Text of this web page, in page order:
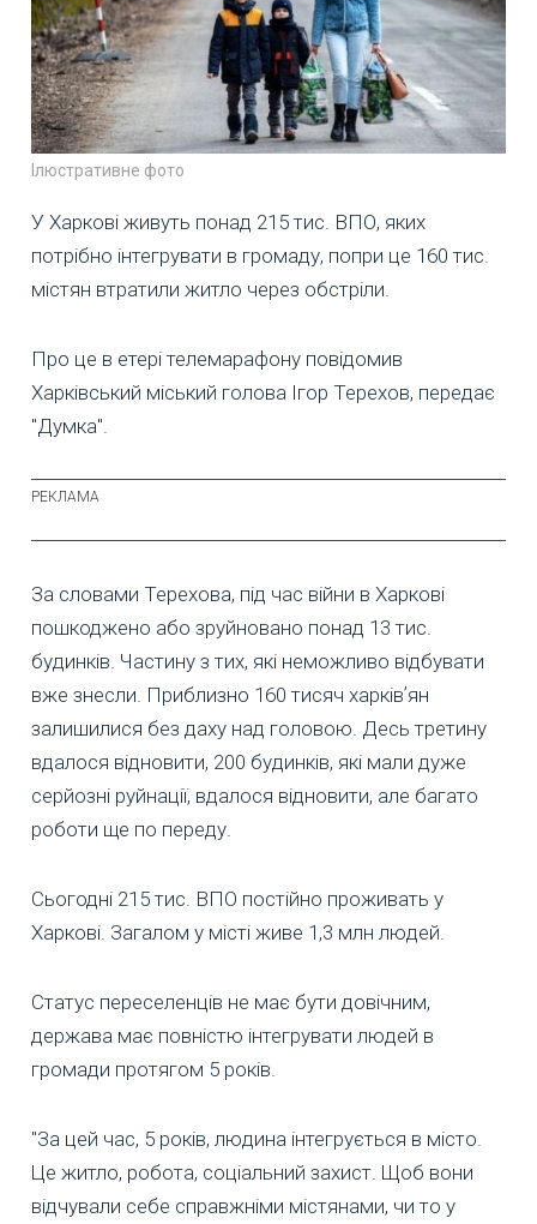
Ілюстративне фото
У Харкові живуть понад 215 тис. ВПО, яких
потрібно інтегрувати в громаду, попри це 160 тис.
містян втратили житло через обстріли.
Про це в етері телемарафону повідомив
Харківський міський голова Ігор Терехов, передає
"Думка".
За словами Терехова, під час війни в Харкові
пошкоджено або зруйновано понад 13 тис.
будинків. Частину з тих, які неможливо відбувати
вже знесли. Приблизно 160 тисяч харківʼян
залишилися без даху над головою. Десь третину
вдалося відновити, 200 будинків, які мали дуже
серйозні руйнації, вдалося відновити, але багато
роботи ще по переду.
Сьогодні 215 тис. ВПО постійно проживать у
Харкові. Загалом у місті живе 1,3 млн людей.
Статус переселенців не має бути довічним,
держава має повністю інтегрувати людей в
громади протягом 5 років.
"За цей час, 5 років, людина інтегрується в місто.
Це житло, робота, соціальний захист. Щоб вони
відчували себе справжніми містянами, чи то у